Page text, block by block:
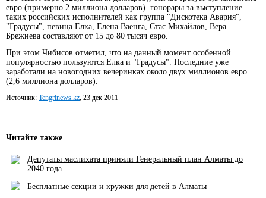
евро (примерно 2 миллиона долларов). гонорары за выступление
таких российских исполнителей как группа "Дискотека Авария",
"Градусы", певица Елка, Елена Ваенга, Стас Михайлов, Вера
Брежнева составляют от 15 до 80 тысяч евро.
При этом Чибисов отметил, что на данный момент особенной
популярностью пользуются Елка и "Градусы". Последние уже
заработали на новогодних вечеринках около двух миллионов евро
(2,6 миллиона долларов).
Источник: Tengrinews.kz, 23 дек 2011
Читайте также
Депутаты маслихата приняли Генеральный план Алматы до
2040 года
Бесплатные секции и кружки для детей в Алматы